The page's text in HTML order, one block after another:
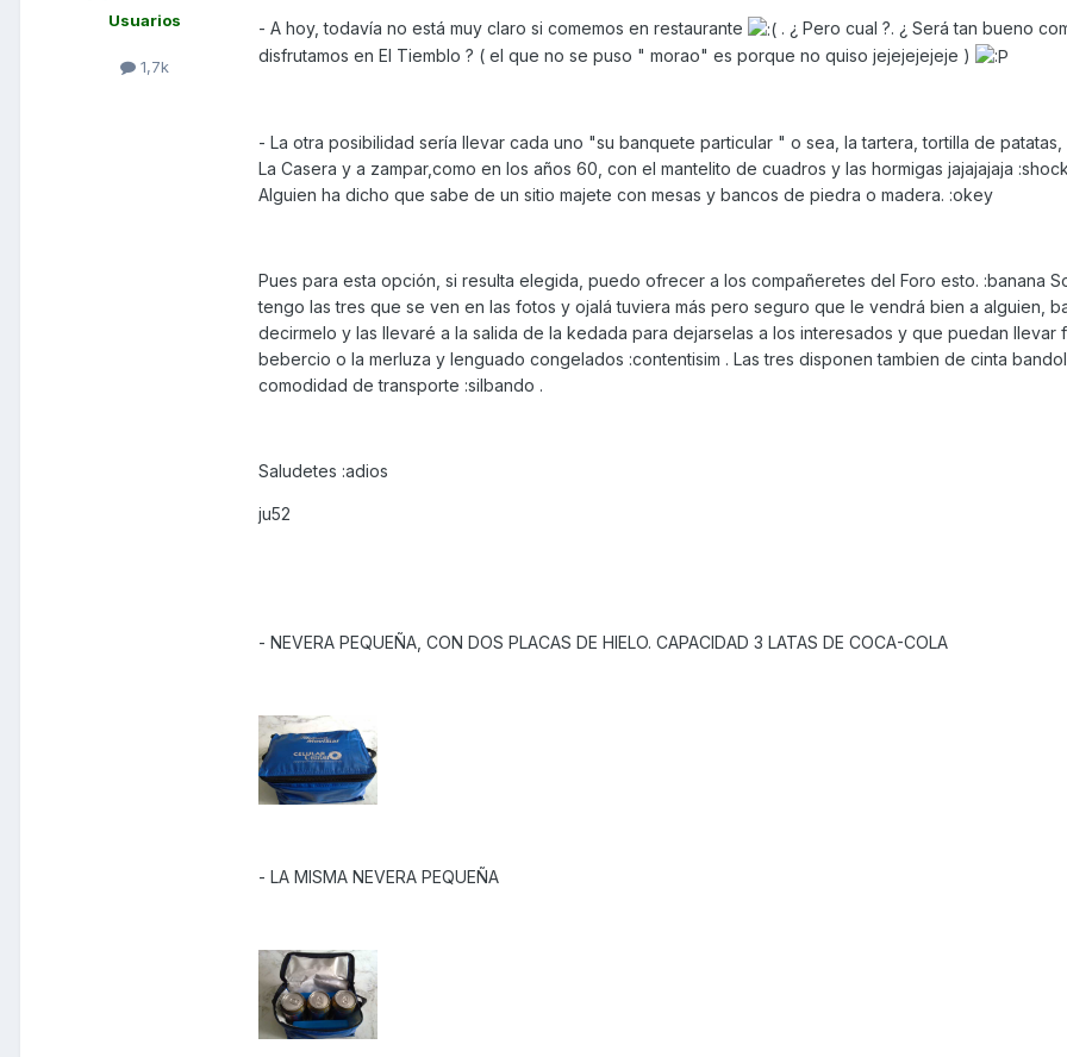
Usuarios
1,7k
- A hoy, todavía no está muy claro si comemos en restaurante
. ¿ Pero cual ?. ¿ Será tan bueno
disfrutamos en El Tiemblo ? ( el que no se puso " morao" es porque no quiso jejejejejeje )
- La otra posibilidad sería llevar cada uno "su banquete particular " o sea, la tartera, tortilla de patatas,
La Casera y a zampar,como en los años 60, con el mantelito de cuadros y las hormigas jajajajaja
Alguien ha dicho que sabe de un sitio majete con mesas y bancos de piedra o madera. :okey
Pues para esta opción, si resulta elegida, puedo ofrecer a los compañeretes del Foro esto. :banana
tengo las tres que se ven en las fotos y ojalá tuviera más pero seguro que le vendrá bien a alguien,
decirmelo y las llevaré a la salida de la kedada para dejarselas a los interesados y que puedan llevar
bebercio o la merluza y lenguado congelados :contentisim . Las tres disponen tambien de cinta
comodidad de transporte :silbando .
Saludetes :adios
ju52
- NEVERA PEQUEÑA, CON DOS PLACAS DE HIELO. CAPACIDAD 3 LATAS DE COCA-COLA
- LA MISMA NEVERA PEQUEÑA